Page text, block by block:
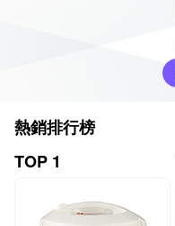
熱銷排行榜
TOP 1